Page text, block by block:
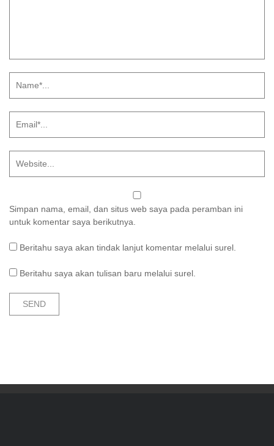
Simpan nama, email, dan situs web saya pada peramban ini
untuk komentar saya berikutnya.
Beritahu saya akan tindak lanjut komentar melalui surel.
Beritahu saya akan tulisan baru melalui surel.